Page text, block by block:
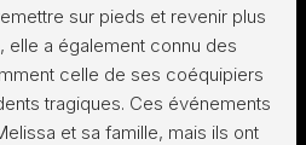
sur pieds et revenir plus
elle a également connu des
celle de ses coéquipiers
tragiques. Ces événements
et sa famille, mais ils ont